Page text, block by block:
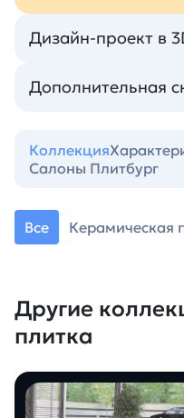
Дизайн-проект в
Дополнительная
Коллекция
Салоны Плитбург
Все Керамическая
Другие
плитка